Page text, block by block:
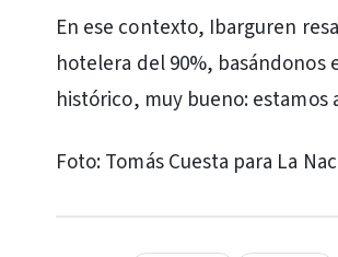
En ese contexto, Ibarguren
hotelera del 90%, basándonos
histórico, muy bueno:
Foto: Tomás Cuesta para La